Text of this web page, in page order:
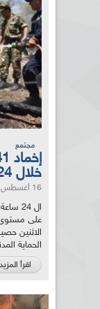
مجتمع
خلال 24 ساعة الأخيرة
16 أغسطس 2021
الاثنين
الحماية
اقرأ المزيد